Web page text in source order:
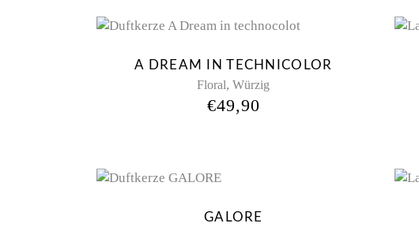
A DREAM IN TECHNICOLOR
Floral,Würzig
€49,90
GALORE